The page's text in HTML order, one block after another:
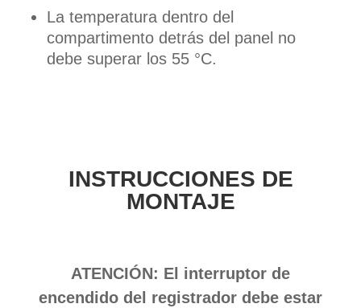
La temperatura dentro del
compartimento detrás del panel no
debe superar los 55 °C.
INSTRUCCIONES DE
MONTAJE
ATENCIÓN: El interruptor de
encendido del registrador debe estar